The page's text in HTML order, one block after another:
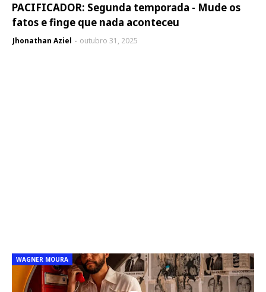
PACIFICADOR: Segunda temporada - Mude os
fatos e finge que nada aconteceu
Jhonathan Aziel outubro 31, 2025
WAGNER MOURA